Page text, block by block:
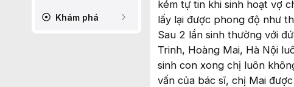
Khám phá
kém tự tin khi sinh hoạt vợ
lấy lại được phong độ như
Sau 2 lần sinh thường với
Trinh, Hoàng Mai, Hà Nội
sinh con xong chị luôn
vấn của bác sĩ, chị Mai